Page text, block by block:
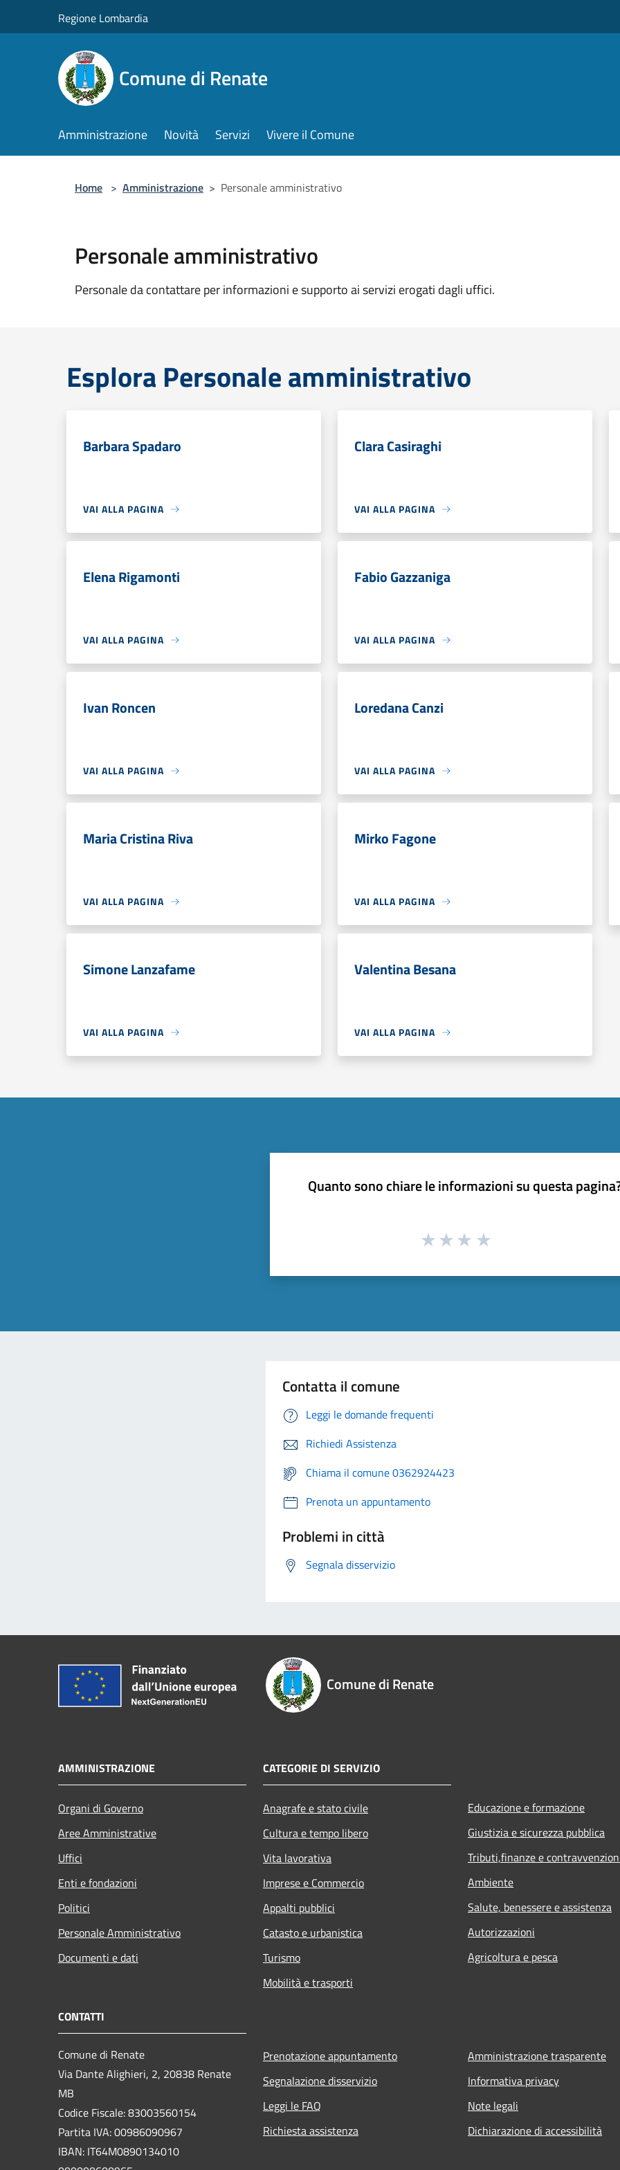
Regione Lombardia
Comune di Renate
Amministrazione Novità Servizi Vivere il Comune
Home > Amministrazione > Personale amministrativo
Personale amministrativo
Personale da contattare per informazioni e supporto ai servizi erogati dagli uffici.
Esplora Personale amministrativo
Barbara Spadaro
VAI ALLA PAGINA
Clara Casiraghi
VAI ALLA PAGINA
Elena Rigamonti
VAI ALLA PAGINA
Fabio Gazzaniga
VAI ALLA PAGINA
Ivan Roncen
VAI ALLA PAGINA
Loredana Canzi
VAI ALLA PAGINA
Maria Cristina Riva
VAI ALLA PAGINA
Mirko Fagone
VAI ALLA PAGINA
Simone Lanzafame
VAI ALLA PAGINA
Valentina Besana
VAI ALLA PAGINA
Quanto sono chiare le informazioni su questa
Contatta il comune
Leggi le domande frequenti
Richiedi Assistenza
Chiama il comune 0362924423
Prenota un appuntamento
Problemi in città
Segnala disservizio
Comune di Renate
AMMINISTRAZIONE
Organi di Governo
Aree Amministrative
Uffici
Enti e fondazioni
Politici
Personale Amministrativo
Documenti e dati
CATEGORIE DI SERVIZIO
Anagrafe e stato civile
Cultura e tempo libero
Vita lavorativa
Imprese e Commercio
Appalti pubblici
Catasto e urbanistica
Turismo
Mobilità e trasporti
Educazione e formazione
Giustizia e sicurezza pubblica
Tributi,finanze e
Ambiente
Salute, benessere e assistenza
Autorizzazioni
Agricoltura e pesca
CONTATTI
Comune di Renate
Via Dante Alighieri, 2, 20838 Renate
MB
Codice Fiscale: 83003560154
Partita IVA: 00986090967
IBAN: IT64M0890134010
Prenotazione appuntamento
Segnalazione disservizio
Leggi le FAQ
Richiesta assistenza
Amministrazione trasparente
Informativa privacy
Note legali
Dichiarazione di accessibilità